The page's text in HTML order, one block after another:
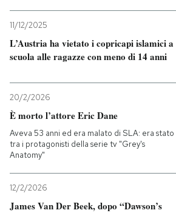
11/12/2025
L’Austria ha vietato i copricapi islamici a
scuola alle ragazze con meno di 14 anni
20/2/2026
È morto l’attore Eric Dane
Aveva 53 anni ed era malato di SLA: era stato
tra i protagonisti della serie tv "Grey's
Anatomy"
12/2/2026
James Van Der Beek, dopo “Dawson’s